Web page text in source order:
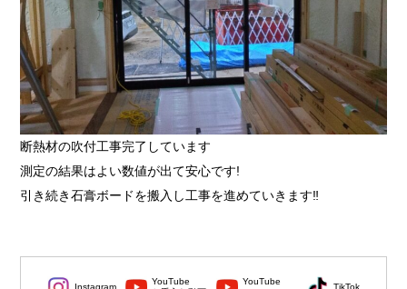
断熱材の吹付工事完了しています
測定の結果はよい数値が出て安心です!
引き続き石膏ボードを搬入し工事を進めていきます‼
Instagram
YouTube
YouTube
TikTok